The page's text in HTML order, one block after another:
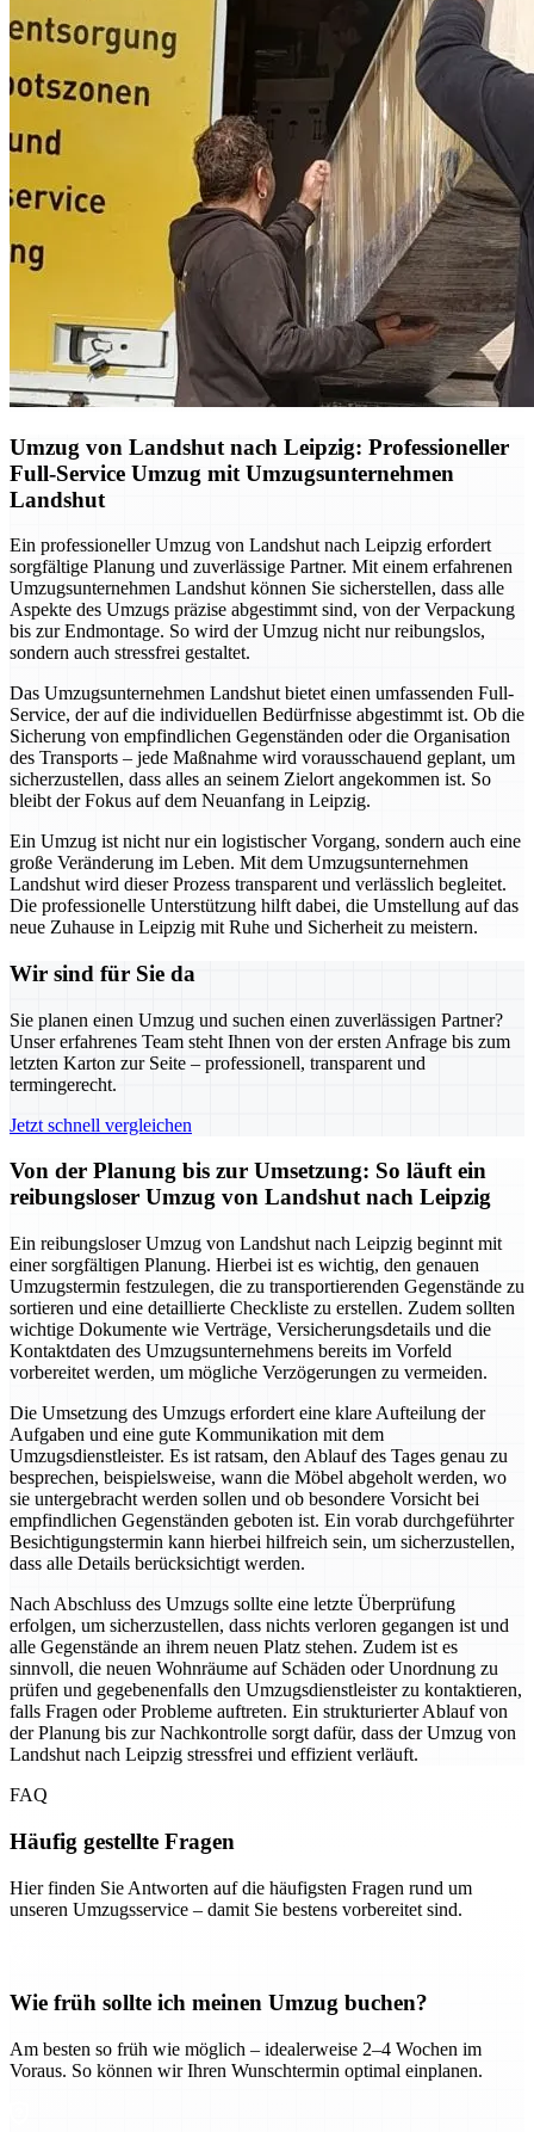
Umzug von Landshut nach Leipzig: Professioneller
Full-Service Umzug mit Umzugsunternehmen
Landshut
Ein professioneller Umzug von Landshut nach Leipzig erfordert
sorgfältige Planung und zuverlässige Partner. Mit einem erfahrenen
Umzugsunternehmen Landshut können Sie sicherstellen, dass alle
Aspekte des Umzugs präzise abgestimmt sind, von der Verpackung
bis zur Endmontage. So wird der Umzug nicht nur reibungslos,
sondern auch stressfrei gestaltet.
Das Umzugsunternehmen Landshut bietet einen umfassenden Full-
Service, der auf die individuellen Bedürfnisse abgestimmt ist. Ob die
Sicherung von empfindlichen Gegenständen oder die Organisation
des Transports – jede Maßnahme wird vorausschauend geplant, um
sicherzustellen, dass alles an seinem Zielort angekommen ist. So
bleibt der Fokus auf dem Neuanfang in Leipzig.
Ein Umzug ist nicht nur ein logistischer Vorgang, sondern auch eine
große Veränderung im Leben. Mit dem Umzugsunternehmen
Landshut wird dieser Prozess transparent und verlässlich begleitet.
Die professionelle Unterstützung hilft dabei, die Umstellung auf das
neue Zuhause in Leipzig mit Ruhe und Sicherheit zu meistern.
Wir sind für Sie da
Sie planen einen Umzug und suchen einen zuverlässigen Partner?
Unser erfahrenes Team steht Ihnen von der ersten Anfrage bis zum
letzten Karton zur Seite – professionell, transparent und
termingerecht.
Jetzt schnell vergleichen
Von der Planung bis zur Umsetzung: So läuft ein
reibungsloser Umzug von Landshut nach Leipzig
Ein reibungsloser Umzug von Landshut nach Leipzig beginnt mit
einer sorgfältigen Planung. Hierbei ist es wichtig, den genauen
Umzugstermin festzulegen, die zu transportierenden Gegenstände zu
sortieren und eine detaillierte Checkliste zu erstellen. Zudem sollten
wichtige Dokumente wie Verträge, Versicherungsdetails und die
Kontaktdaten des Umzugsunternehmens bereits im Vorfeld
vorbereitet werden, um mögliche Verzögerungen zu vermeiden.
Die Umsetzung des Umzugs erfordert eine klare Aufteilung der
Aufgaben und eine gute Kommunikation mit dem
Umzugsdienstleister. Es ist ratsam, den Ablauf des Tages genau zu
besprechen, beispielsweise, wann die Möbel abgeholt werden, wo
sie untergebracht werden sollen und ob besondere Vorsicht bei
empfindlichen Gegenständen geboten ist. Ein vorab durchgeführter
Besichtigungstermin kann hierbei hilfreich sein, um sicherzustellen,
dass alle Details berücksichtigt werden.
Nach Abschluss des Umzugs sollte eine letzte Überprüfung
erfolgen, um sicherzustellen, dass nichts verloren gegangen ist und
alle Gegenstände an ihrem neuen Platz stehen. Zudem ist es
sinnvoll, die neuen Wohnräume auf Schäden oder Unordnung zu
prüfen und gegebenenfalls den Umzugsdienstleister zu kontaktieren,
falls Fragen oder Probleme auftreten. Ein strukturierter Ablauf von
der Planung bis zur Nachkontrolle sorgt dafür, dass der Umzug von
Landshut nach Leipzig stressfrei und effizient verläuft.
FAQ
Häufig gestellte Fragen
Hier finden Sie Antworten auf die häufigsten Fragen rund um
unseren Umzugsservice – damit Sie bestens vorbereitet sind.
Wie früh sollte ich meinen Umzug buchen?
Am besten so früh wie möglich – idealerweise 2–4 Wochen im
Voraus. So können wir Ihren Wunschtermin optimal einplanen.